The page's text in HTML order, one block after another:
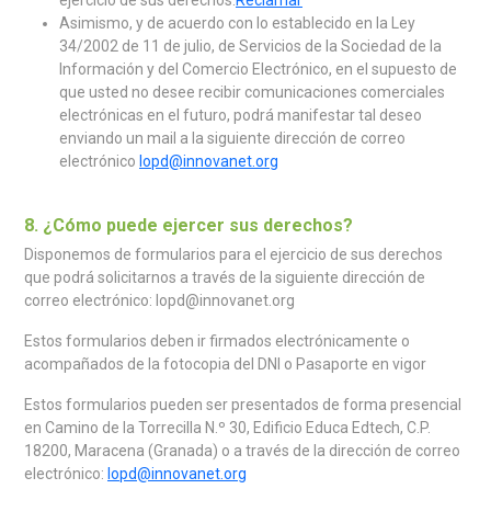
Asimismo, y de acuerdo con lo establecido en la Ley
34/2002 de 11 de julio, de Servicios de la Sociedad de la
Información y del Comercio Electrónico, en el supuesto de
que usted no desee recibir comunicaciones comerciales
electrónicas en el futuro, podrá manifestar tal deseo
enviando un mail a la siguiente dirección de correo
electrónico lopd@innovanet.org
8. ¿Cómo puede ejercer sus derechos?
Disponemos de formularios para el ejercicio de sus derechos
que podrá solicitarnos a través de la siguiente dirección de
correo electrónico: lopd@innovanet.org
Estos formularios deben ir firmados electrónicamente o
acompañados de la fotocopia del DNI o Pasaporte en vigor
Estos formularios pueden ser presentados de forma presencial
en Camino de la Torrecilla N.º 30, Edificio Educa Edtech, C.P.
18200, Maracena (Granada) o a través de la dirección de correo
electrónico: lopd@innovanet.org